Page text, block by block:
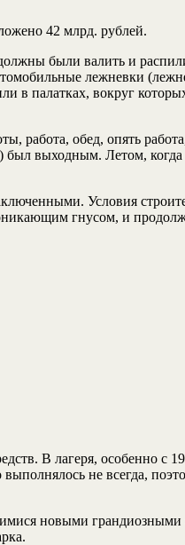
42 млрд. рублей.
были валить и
лежневки
в палатках, вокруг
работа, обед, опять
был выходным. Летом,
Условия
гнусом, и
В лагеря, особенно с
не всегда,
новыми